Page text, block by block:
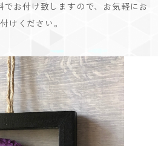
でお付け致しますので、お気軽にお
けください。